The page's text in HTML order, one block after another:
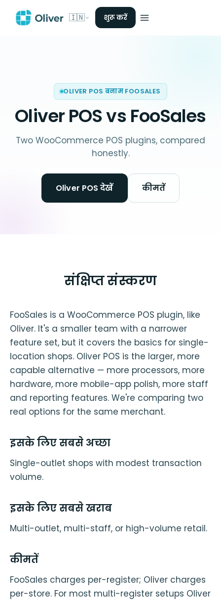
🇮🇳 शुरू करें
OLIVER POS बनाम FOOSALES
Oliver POS vs FooSales
Two WooCommerce POS plugins, compared
honestly.
Oliver POS देखें कीमतें
संक्षिप्त संस्करण
FooSales is a WooCommerce POS plugin, like
Oliver. It's a smaller team with a narrower
feature set, but it covers the basics for single-
location shops. Oliver POS is the larger, more
capable alternative — more processors, more
hardware, more mobile-app polish, more staff
and reporting features. We're comparing two
real options for the same merchant.
इसके लिए सबसे अच्छा
Single-outlet shops with modest transaction
volume.
इसके लिए सबसे खराब
Multi-outlet, multi-staff, or high-volume retail.
कीमतें
FooSales charges per-register; Oliver charges
per-store. For most multi-register setups Oliver